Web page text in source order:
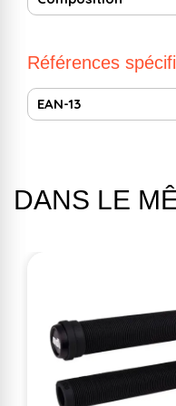
Références
EAN-13
DANS LE